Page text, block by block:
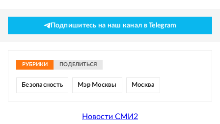
Подпишитесь на наш канал в Telegram
РУБРИКИ ПОДЕЛИТЬСЯ
Безопасность Мэр Москвы Москва
Новости СМИ2